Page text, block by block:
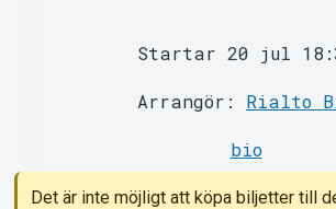
Support
Startar 20 jul
Arrangör: Rialto
bio
Det är inte möjligt att köpa biljetter till